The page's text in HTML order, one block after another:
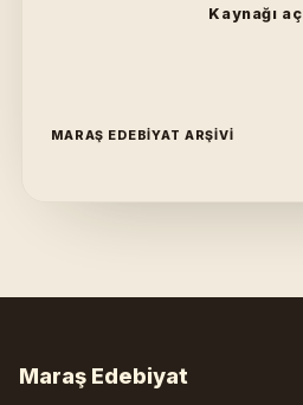
Kaynağı aç
MARAŞ EDEBIYAT ARŞIVI
Maraş Edebiyat